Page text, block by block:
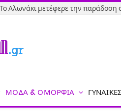
Αλωνάκι μετέφερε την
ΜΌΔΑ & ΟΜΟΡΦΙΆ